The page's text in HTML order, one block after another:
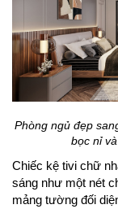
Phòng ngủ đẹp
bọc nỉ
Chiếc kệ tivi chữ
sáng như một nét
mảng tường đối